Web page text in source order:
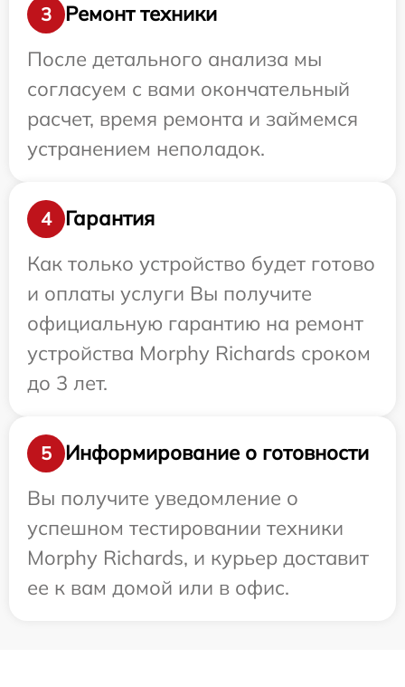
3
Ремонт техники
После детального анализа мы
согласуем с вами окончательный
расчет, время ремонта и займемся
устранением неполадок.
4
Гарантия
Как только устройство будет готово
и оплаты услуги Вы получите
официальную гарантию на ремонт
устройства Morphy Richards сроком
до 3 лет.
5
Информирование о готовности
Вы получите уведомление о
успешном тестировании техники
Morphy Richards, и курьер доставит
ее к вам домой или в офис.